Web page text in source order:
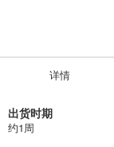
(PL45-01)
4-3 炭质120厘米
详情
出货时期
约1周